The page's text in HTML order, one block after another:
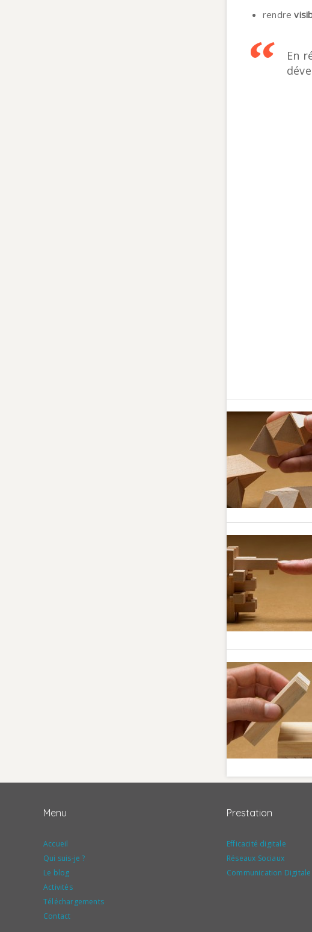
rendre
En
Menu
Accueil
Qui suis-je ?
Le blog
Activités
Téléchargements
Contact
Prestation
Efficacité digitale
Réseaux Sociaux
Communication Digitale